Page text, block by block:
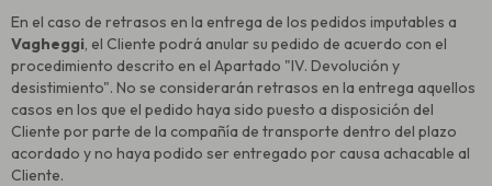
En el caso de retrasos en la entrega de los pedidos imputables a
Vagheggi, el Cliente podrá anular su pedido de acuerdo con el
procedimiento descrito en el Apartado "IV. Devolución y
desistimiento". No se considerarán retrasos en la entrega aquellos
casos en los que el pedido haya sido puesto a disposición del
Cliente por parte de la compañía de transporte dentro del plazo
acordado y no haya podido ser entregado por causa achacable al
Cliente.